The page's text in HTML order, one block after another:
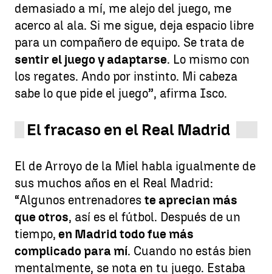
demasiado a mí, me alejo del juego, me
acerco al ala. Si me sigue, deja espacio libre
para un compañero de equipo. Se trata de
sentir el juego y adaptarse. Lo mismo con
los regates. Ando por instinto. Mi cabeza
sabe lo que pide el juego”, afirma Isco.
El fracaso en el Real Madrid
El de Arroyo de la Miel habla igualmente de
sus muchos años en el Real Madrid:
“Algunos entrenadores te aprecian más
que otros, así es el fútbol. Después de un
tiempo, en Madrid todo fue más
complicado para mí. Cuando no estás bien
mentalmente, se nota en tu juego. Estaba